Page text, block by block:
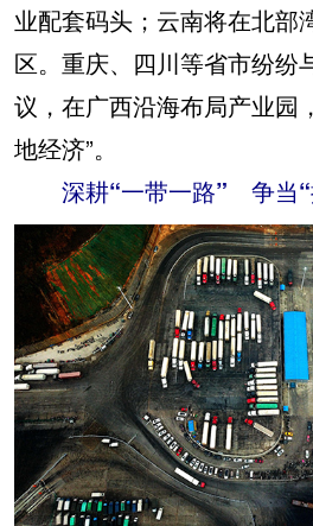
业配套码头；云南将在北部
区。重庆、四川等省市纷纷
议，在广西沿海布局产业园
地经济”。
深耕“一带一路” 争当